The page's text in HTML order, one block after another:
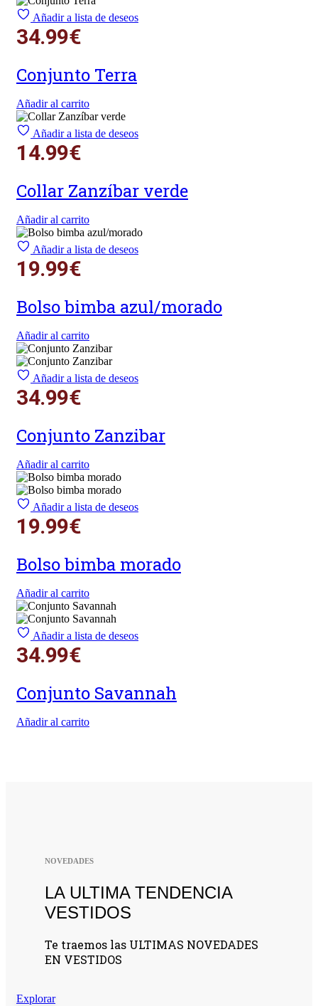
Añadir a lista de deseos
34.99€
Conjunto Terra
Añadir al carrito
Añadir a lista de deseos
14.99€
Collar Zanzíbar verde
Añadir al carrito
Añadir a lista de deseos
19.99€
Bolso bimba azul/morado
Añadir al carrito
Añadir a lista de deseos
34.99€
Conjunto Zanzibar
Añadir al carrito
Añadir a lista de deseos
19.99€
Bolso bimba morado
Añadir al carrito
Añadir a lista de deseos
34.99€
Conjunto Savannah
Añadir al carrito
NOVEDADES
LA ULTIMA TENDENCIA
VESTIDOS
Te traemos las ULTIMAS NOVEDADES
EN VESTIDOS
Explorar